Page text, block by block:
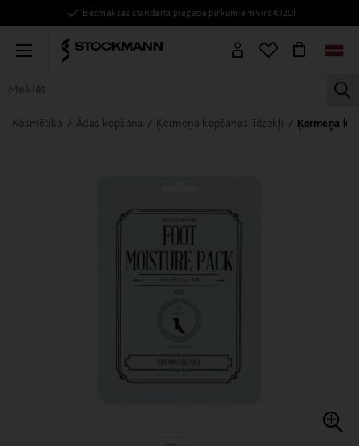
Bezmaksas standarta piegāde pirkumiem virs €120!
Menu
VISAS PRECES SIEVIETĒM VĪRIEŠIEM BĒRNIEM MĀJAI
Kosmētika Ādas kopšana Ķermeņa kopšanas līdzekļi Ķermeņa